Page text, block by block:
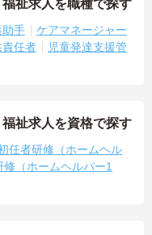
祉求人を職種で探す
助手
ケアマネージャー
任者
児童発達支援管
祉求人を資格で探す
任者研修（ホームヘル
修（ホームヘルパー1